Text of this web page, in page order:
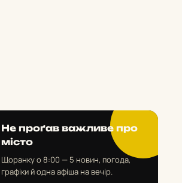
Не проґав важливе про
місто
Щоранку о 8:00 — 5 новин, погода,
графіки й одна афіша на вечір.